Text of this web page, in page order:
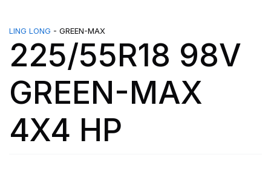
LING LONG - GREEN-MAX
225/55R18 98V
GREEN-MAX
4X4 HP